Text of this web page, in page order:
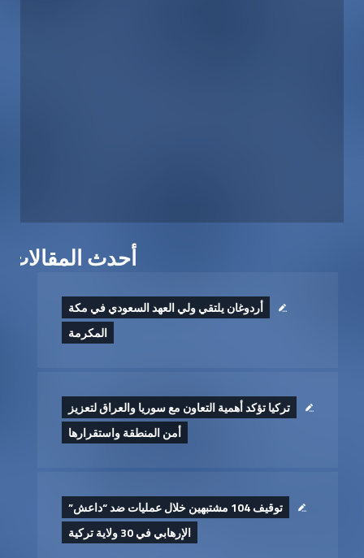
أحدث المقالات
أردوغان يلتقي ولي العهد السعودي في مكة
المكرمة
تركيا تؤكد أهمية التعاون مع سوريا والعراق لتعزيز
أمن المنطقة واستقرارها
توقيف 104 مشتبهين خلال عمليات ضد “داعش”
الإرهابي في 30 ولاية تركية